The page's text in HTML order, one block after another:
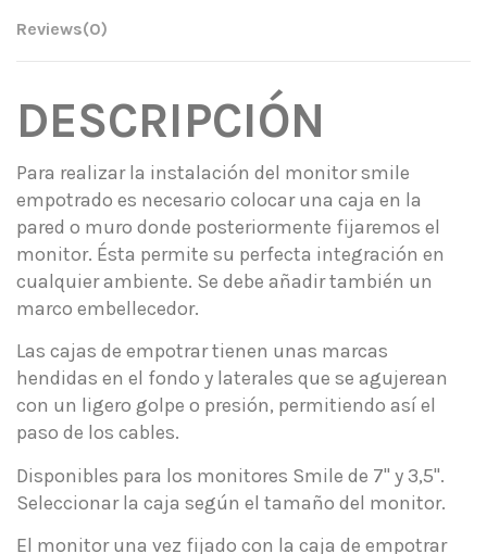
Reviews(0)
DESCRIPCIÓN
Para realizar la instalación del monitor smile
empotrado es necesario colocar una caja en la
pared o muro donde posteriormente fijaremos el
monitor. Ésta permite su perfecta integración en
cualquier ambiente. Se debe añadir también un
marco embellecedor.
Las cajas de empotrar tienen unas marcas
hendidas en el fondo y laterales que se agujerean
con un ligero golpe o presión, permitiendo así el
paso de los cables.
Disponibles para los monitores Smile de 7'' y 3,5''.
Seleccionar la caja según el tamaño del monitor.
El monitor una vez fijado con la caja de empotrar